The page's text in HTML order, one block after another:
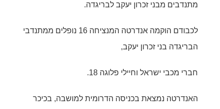
מתנדבים מבני זכרון יעקב לבריגדה.
לכבודם הוקמה אנדרטה המנציחה 16 נופלים ממתנדבי
הבריגדה בני זכרון יעקב,
חברי מכבי ישראל וחיילי פלוגה 18.
האנדרטה נמצאת בכניסה הדרומית למושבה, בכיכר